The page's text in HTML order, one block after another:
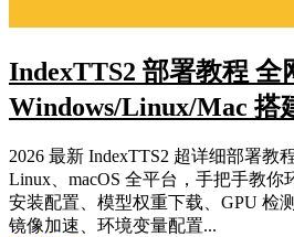
IndexTTS2 部署教程 全
Windows/Linux/Mac 搭
2026 最新 IndexTTS2 超详细部署教
Linux、macOS 全平台，手把手教你
安装配置、模型权重下载、GPU 检
镜像加速、环境变量配置...